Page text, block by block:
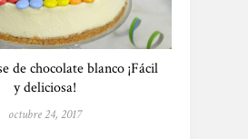
de chocolate blanco ¡Fácil
y deliciosa!
octubre 24, 2017